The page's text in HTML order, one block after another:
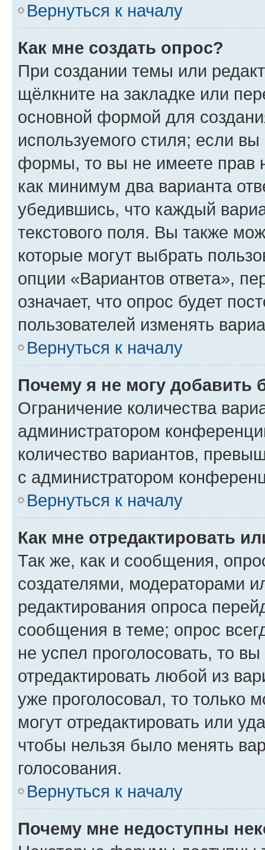
Вернуться к началу
Как мне создать опрос?
При создании темы или
щёлкните на закладке или
основной формой для
используемого стиля; если
формы, то вы не имеете прав
как минимум два варианта
убедившись, что каждый
текстового поля. Вы также
которые могут выбрать
опции «Вариантов ответа»,
означает, что опрос будет
пользователей изменять
Вернуться к началу
Почему я не могу добавить
Ограничение количества
администратором
количество вариантов,
с администратором
Вернуться к началу
Как мне отредактировать
Так же, как и сообщения,
создателями, модераторами
редактирования опроса
сообщения в теме; опрос
не успел проголосовать, то
отредактировать любой из
уже проголосовал, то только
могут отредактировать или
чтобы нельзя было менять
голосования.
Вернуться к началу
Почему мне недоступны